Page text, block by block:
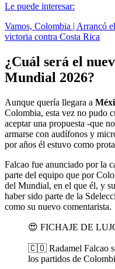
Le puede interesar:
Vamos, Colombia | Arrancó
victoria contra Costa Rica
¿Cuál será el
Mundial 2026?
Aunque quería llegara a
Colombia, esta vez no pudo
aceptar una propuesta -que
armarse con audífonos y
por años él estuvo como
Falcao fue anunciado por la
parte del equipo que por
del Mundial, en el que él, y
haber sido parte de la
como su nuevo comentarista.
😍 FICHAJE DE
🇨🇴 Radamel Falcao
los partidos de